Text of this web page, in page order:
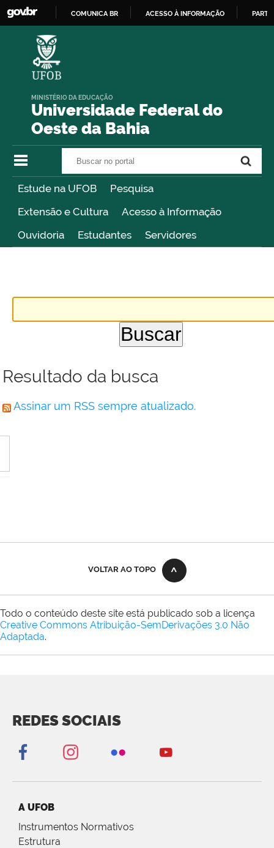
COMUNICA BR ACESSO À INFORMAÇÃO
Universidade Federal do
Oeste da Bahia
MINISTÉRIO DA EDUCAÇÃO
Estude na UFOB
Pesquisa
Extensão e Cultura
Acesso à Informação
Ouvidoria
Estudantes Servidores
Resultado da busca
Assinar um RSS sempre atualizado.
VOLTAR AO TOPO
Todo o conteúdo deste site está publicado sob a licença
Creative Commons Atribuição-SemDerivações 3.0 Não
Adaptada.
REDES SOCIAIS
A UFOB
Instrumentos Normativos
Estrutura